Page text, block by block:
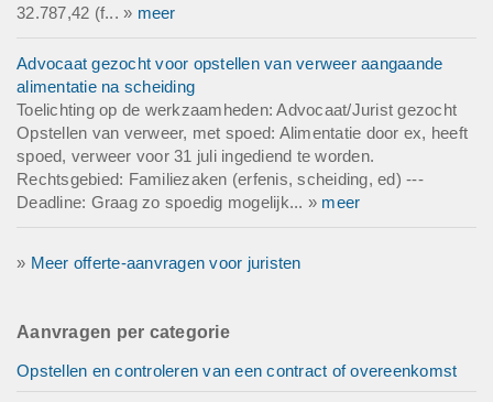
32.787,42 (f... » meer
Advocaat gezocht voor opstellen van verweer aangaande
alimentatie na scheiding
Toelichting op de werkzaamheden: Advocaat/Jurist gezocht
Opstellen van verweer, met spoed: Alimentatie door ex, heeft
spoed, verweer voor 31 juli ingediend te worden.
Rechtsgebied: Familiezaken (erfenis, scheiding, ed) ---
Deadline: Graag zo spoedig mogelijk... » meer
» Meer offerte-aanvragen voor juristen
Aanvragen per categorie
Opstellen en controleren van een contract of overeenkomst